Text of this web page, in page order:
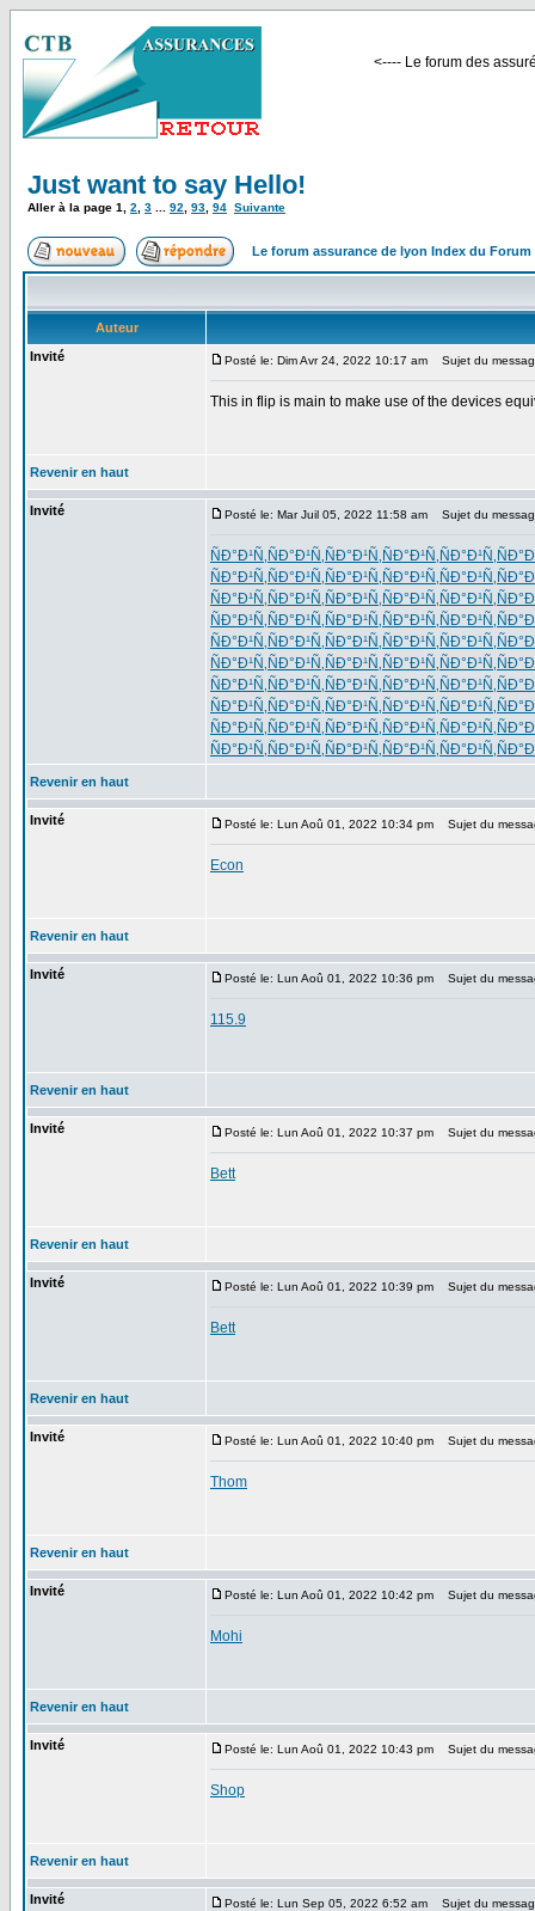
<---- Le forum des
Just want to say Hello!
Aller à la page 1 2 3 92 93 94 Suivante
Le forum assurance de lyon Index du Forum
Auteur
Invité
Posté le: Dim Avr 24, 2022 10:17 am Sujet du
This in flip is main to make use of the devices
Revenir en haut
Invité Posté le: Mar Juil 05, 2022 11:58 am Sujet du
ÑÐ°Ð¹Ñ‚ ÑÐ°Ð¹Ñ‚ ÑÐ°Ð¹Ñ‚ ÑÐ°Ð¹Ñ‚ ÑÐ°Ð¹Ñ‚
ÑÐ°Ð¹Ñ‚ ÑÐ°Ð¹Ñ‚ ÑÐ°Ð¹Ñ‚ ÑÐ°Ð¹Ñ‚ ÑÐ°Ð¹Ñ‚
ÑÐ°Ð¹Ñ‚ ÑÐ°Ð¹Ñ‚ ÑÐ°Ð¹Ñ‚ ÑÐ°Ð¹Ñ‚ ÑÐ°Ð¹Ñ‚
ÑÐ°Ð¹Ñ‚ ÑÐ°Ð¹Ñ‚ ÑÐ°Ð¹Ñ‚ ÑÐ°Ð¹Ñ‚ ÑÐ°Ð¹Ñ‚
ÑÐ°Ð¹Ñ‚ ÑÐ°Ð¹Ñ‚ ÑÐ°Ð¹Ñ‚ ÑÐ°Ð¹Ñ‚ ÑÐ°Ð¹Ñ‚
ÑÐ°Ð¹Ñ‚ ÑÐ°Ð¹Ñ‚ ÑÐ°Ð¹Ñ‚ ÑÐ°Ð¹Ñ‚ ÑÐ°Ð¹Ñ‚
ÑÐ°Ð¹Ñ‚ ÑÐ°Ð¹Ñ‚ ÑÐ°Ð¹Ñ‚ ÑÐ°Ð¹Ñ‚ ÑÐ°Ð¹Ñ‚
ÑÐ°Ð¹Ñ‚ ÑÐ°Ð¹Ñ‚ ÑÐ°Ð¹Ñ‚ ÑÐ°Ð¹Ñ‚ ÑÐ°Ð¹Ñ‚
ÑÐ°Ð¹Ñ‚ ÑÐ°Ð¹Ñ‚ ÑÐ°Ð¹Ñ‚ ÑÐ°Ð¹Ñ‚ ÑÐ°Ð¹Ñ‚
ÑÐ°Ð¹Ñ‚ ÑÐ°Ð¹Ñ‚ ÑÐ°Ð¹Ñ‚ ÑÐ°Ð¹Ñ‚ ÑÐ°Ð¹Ñ‚
Revenir en haut
Invité Posté le: Lun Aoû 01, 2022 10:34 pm Sujet du
Econ
Revenir en haut
Invité Posté le: Lun Aoû 01, 2022 10:36 pm Sujet du
115.9
Revenir en haut
Invité Posté le: Lun Aoû 01, 2022 10:37 pm Sujet du
Bett
Revenir en haut
Invité Posté le: Lun Aoû 01, 2022 10:39 pm Sujet du
Bett
Revenir en haut
Invité Posté le: Lun Aoû 01, 2022 10:40 pm Sujet du
Thom
Revenir en haut
Invité Posté le: Lun Aoû 01, 2022 10:42 pm Sujet du
Mohi
Revenir en haut
Invité Posté le: Lun Aoû 01, 2022 10:43 pm Sujet du
Shop
Revenir en haut
Invité Posté le: Lun Sep 05, 2022 6:52 am Sujet du